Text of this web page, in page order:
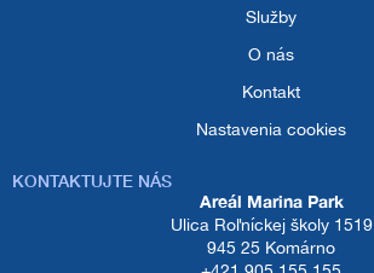
Služby
O nás
Kontakt
Nastavenia cookies
KONTAKTUJTE NÁS
Areál Marina Park
Ulica Roľníckej školy 1519
945 25 Komárno